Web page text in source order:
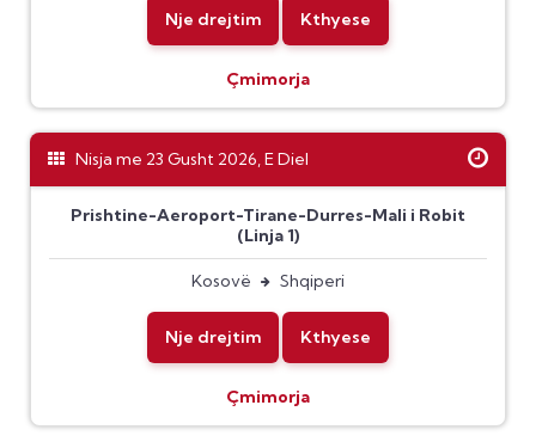
Nje drejtim Kthyese
Çmimorja
Nisja me 23 Gusht 2026, E Diel
Prishtine-Aeroport-Tirane-Durres-Mali i Robit
(Linja 1)
Kosovë Shqiperi
Nje drejtim Kthyese
Çmimorja